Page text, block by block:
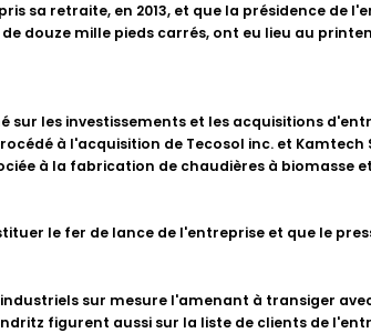
sa retraite, en 2013, et que la présidence de
douze mille pieds carrés, ont eu lieu au
sur les investissements et les acquisitions
à l'acquisition de Tecosol inc. et Kamtech
à la fabrication de chaudières à
le fer de lance de l'entreprise et que le
sur mesure l'amenant à transiger
figurent aussi sur la liste de clients de